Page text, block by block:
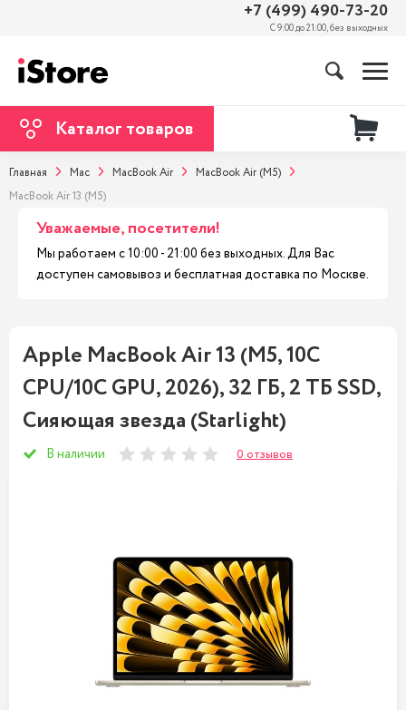
+7 (499) 490-73-20
С 9:00 до 21:00, без выходных
Каталог товаров
Главная Mac MacBook Air
MacBook Air (M5)
MacBook Air 13 (M5)
Уважаемые, посетители!
Мы работаем с 10:00 - 21:00 без выходных. Для Вас
доступен самовывоз и бесплатная доставка по Москве.
Apple MacBook Air 13 (M5, 10C
CPU/10C GPU, 2026), 32 ГБ, 2 ТБ SSD,
Сияющая звезда (Starlight)
В наличии 0 отзывов